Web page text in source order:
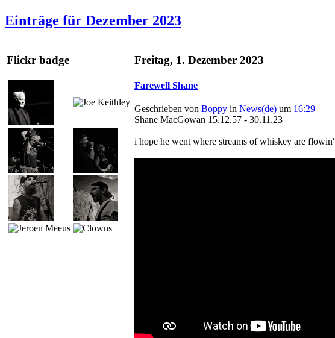
Einträge für Dezember 2023
Flickr badge Freitag, 1. Dezember 2023
Farewell Shane
Geschrieben von Boppy in News(de) um 16:29
Shane MacGowan 15.12.57 - 30.11.23
i hope he went where streams of whiskey are flowin′